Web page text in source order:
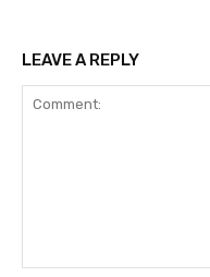
LEAVE A REPLY